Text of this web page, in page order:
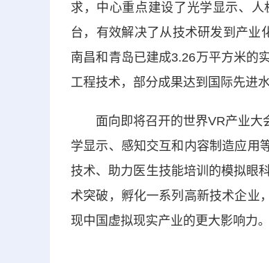
求，中心重点建设了光学显示、
台，有效解决了从技术研发到产业
南昌和青岛已建成3.26万平方米的
工程技术，部分成果达到国际先进水
面向即将召开的世界VR产业大
学显示、感知交互和内容制造应用
技术、助力医生技能培训的模拟眼
术突破，孵化一系列高新技术企业
现中国虚拟现实产业的更大影响力。